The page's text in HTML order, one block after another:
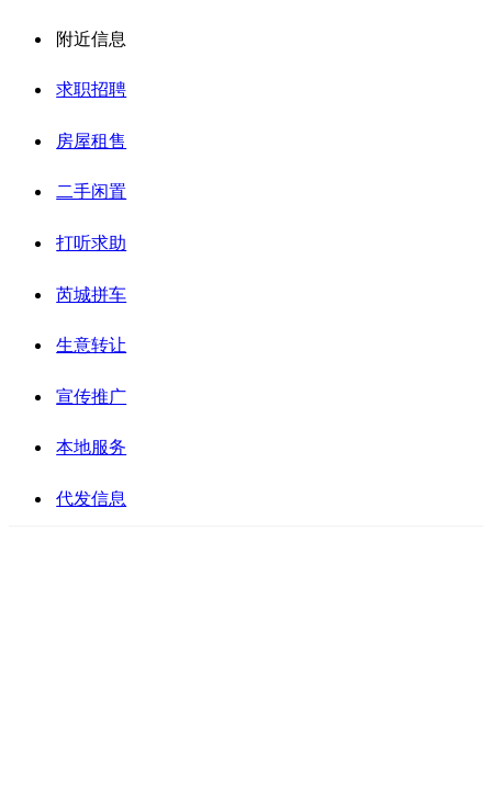
附近信息
求职招聘
房屋租售
二手闲置
打听求助
芮城拼车
生意转让
宣传推广
本地服务
代发信息